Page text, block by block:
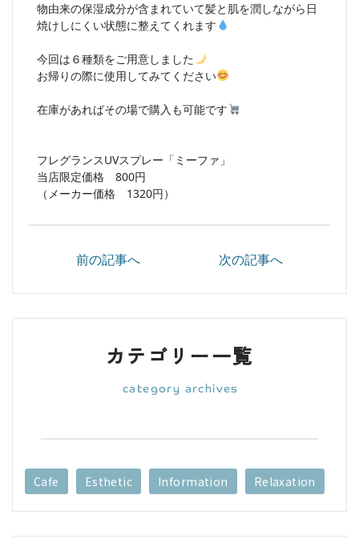
物由来の保湿成分が含まれていて髪と肌を潤しながら日
焼けしにくい状態に整えてくれます
今回は６種類をご用意しました
お帰りの際に使用してみてください
在庫があればその場で購入も可能です
フレグランスUVスプレー「ミーファ」
当店限定価格 800円
（メーカー価格 1320円）
前の記事へ 次の記事へ
カテゴリー一覧
Cafe Esthetic Information Relaxation